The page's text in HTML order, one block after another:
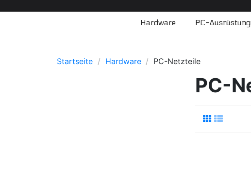
Hardware PC-
Startseite Hardware PC-Netzteile
PC-